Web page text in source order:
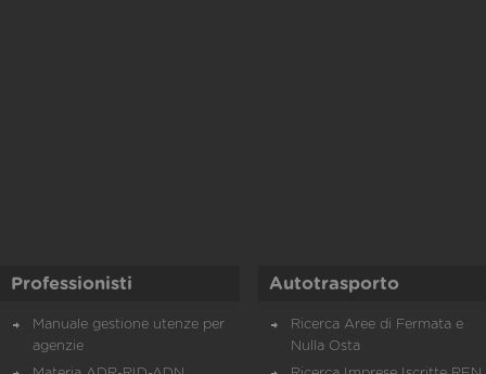
Professionisti
Manuale gestione utenze per
agenzie
Autotrasporto
Ricerca Aree di Fermata e
Nulla Osta